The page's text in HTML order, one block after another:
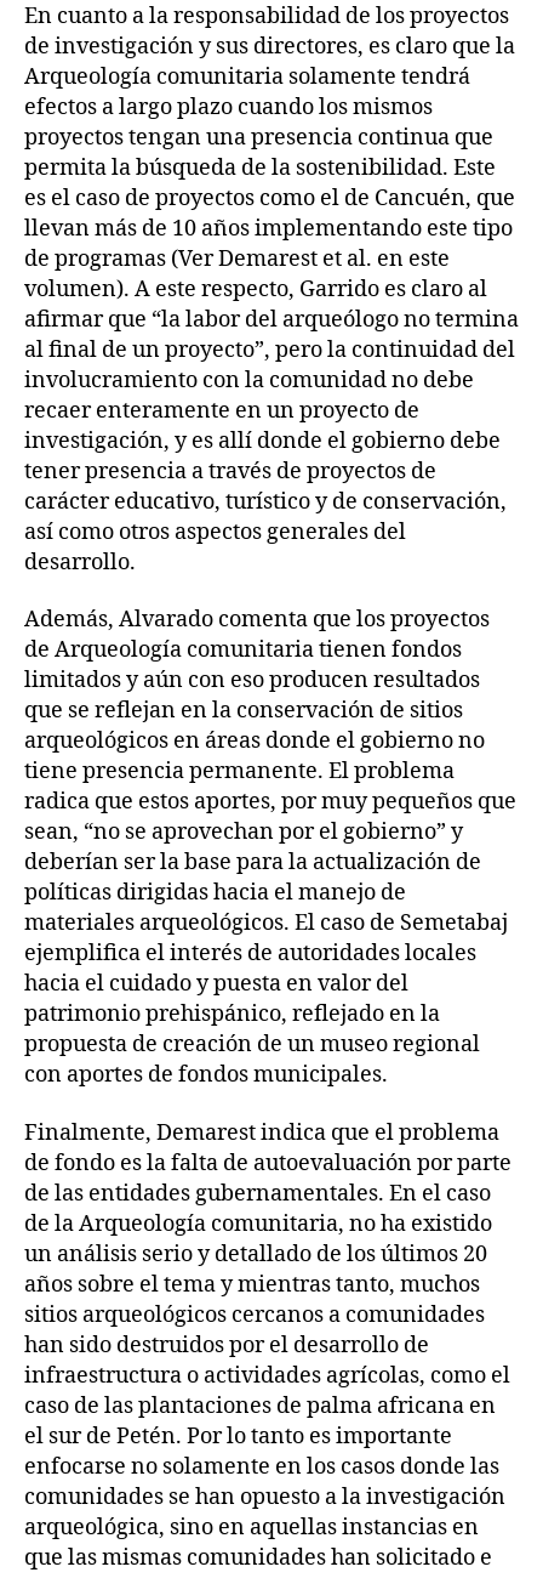
En cuanto a la responsabilidad de los proyectos
de investigación y sus directores, es claro que la
Arqueología comunitaria solamente tendrá
efectos a largo plazo cuando los mismos
proyectos tengan una presencia continua que
permita la búsqueda de la sostenibilidad. Este
es el caso de proyectos como el de Cancuén, que
llevan más de 10 años implementando este tipo
de programas (Ver Demarest et al. en este
volumen). A este respecto, Garrido es claro al
afirmar que “la labor del arqueólogo no termina
al final de un proyecto”, pero la continuidad del
involucramiento con la comunidad no debe
recaer enteramente en un proyecto de
investigación, y es allí donde el gobierno debe
tener presencia a través de proyectos de
carácter educativo, turístico y de conservación,
así como otros aspectos generales del
desarrollo.
Además, Alvarado comenta que los proyectos
de Arqueología comunitaria tienen fondos
limitados y aún con eso producen resultados
que se reflejan en la conservación de sitios
arqueológicos en áreas donde el gobierno no
tiene presencia permanente. El problema
radica que estos aportes, por muy pequeños que
sean, “no se aprovechan por el gobierno” y
deberían ser la base para la actualización de
políticas dirigidas hacia el manejo de
materiales arqueológicos. El caso de Semetabaj
ejemplifica el interés de autoridades locales
hacia el cuidado y puesta en valor del
patrimonio prehispánico, reflejado en la
propuesta de creación de un museo regional
con aportes de fondos municipales.
Finalmente, Demarest indica que el problema
de fondo es la falta de autoevaluación por parte
de las entidades gubernamentales. En el caso
de la Arqueología comunitaria, no ha existido
un análisis serio y detallado de los últimos 20
años sobre el tema y mientras tanto, muchos
sitios arqueológicos cercanos a comunidades
han sido destruidos por el desarrollo de
infraestructura o actividades agrícolas, como el
caso de las plantaciones de palma africana en
el sur de Petén. Por lo tanto es importante
enfocarse no solamente en los casos donde las
comunidades se han opuesto a la investigación
arqueológica, sino en aquellas instancias en
que las mismas comunidades han solicitado e